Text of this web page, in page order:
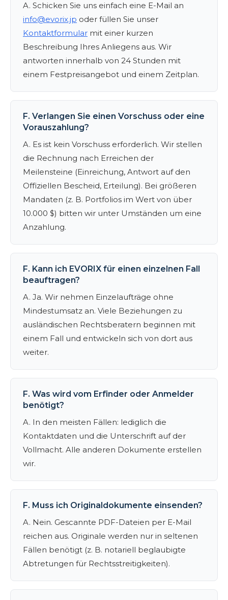
A. Schicken Sie uns einfach eine E-Mail an
info@evorix.jp oder füllen Sie unser
Kontaktformular mit einer kurzen
Beschreibung Ihres Anliegens aus. Wir
antworten innerhalb von 24 Stunden mit
einem Festpreisangebot und einem Zeitplan.
F. Verlangen Sie einen Vorschuss oder eine
Vorauszahlung?
A. Es ist kein Vorschuss erforderlich. Wir stellen
die Rechnung nach Erreichen der
Meilensteine (Einreichung, Antwort auf den
Offiziellen Bescheid, Erteilung). Bei größeren
Mandaten (z. B. Portfolios im Wert von über
10.000 $) bitten wir unter Umständen um eine
Anzahlung.
F. Kann ich EVORIX für einen einzelnen Fall
beauftragen?
A. Ja. Wir nehmen Einzelaufträge ohne
Mindestumsatz an. Viele Beziehungen zu
ausländischen Rechtsberatern beginnen mit
einem Fall und entwickeln sich von dort aus
weiter.
F. Was wird vom Erfinder oder Anmelder
benötigt?
A. In den meisten Fällen: lediglich die
Kontaktdaten und die Unterschrift auf der
Vollmacht. Alle anderen Dokumente erstellen
wir.
F. Muss ich Originaldokumente einsenden?
A. Nein. Gescannte PDF-Dateien per E-Mail
reichen aus. Originale werden nur in seltenen
Fällen benötigt (z. B. notariell beglaubigte
Abtretungen für Rechtsstreitigkeiten).